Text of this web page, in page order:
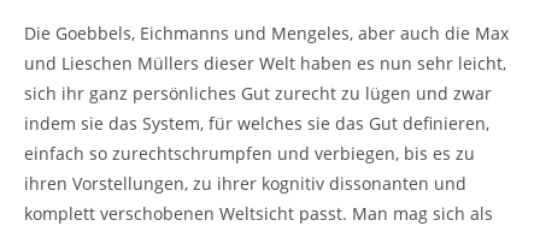
Die Goebbels, Eichmanns und Mengeles, aber auch die Max
und Lieschen Müllers dieser Welt haben es nun sehr leicht,
sich ihr ganz persönliches Gut zurecht zu lügen und zwar
indem sie das System, für welches sie das Gut definieren,
einfach so zurechtschrumpfen und verbiegen, bis es zu
ihren Vorstellungen, zu ihrer kognitiv dissonanten und
komplett verschobenen Weltsicht passt. Man mag sich als